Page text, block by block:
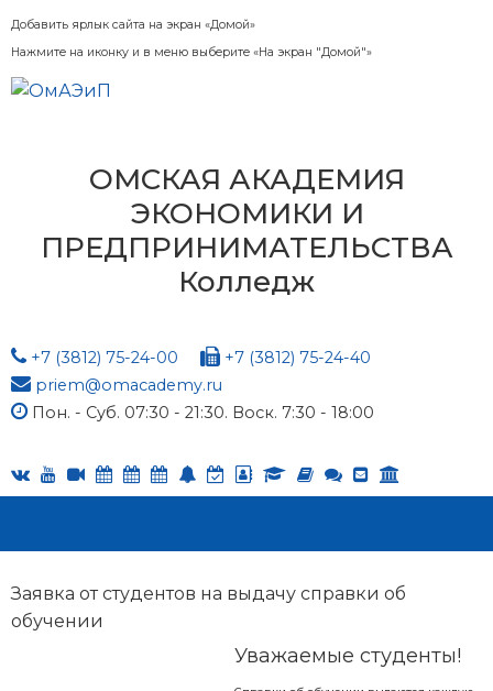
Добавить ярлык сайта на экран «Домой»
Нажмите на иконку и в меню выберите «На экран "Домой"»
ОМСКАЯ АКАДЕМИЯ
ЭКОНОМИКИ И
ПРЕДПРИНИМАТЕЛЬСТВА
Колледж
+7 (3812) 75-24-00
+7 (3812) 75-24-40
priem@omacademy.ru
Пон. - Суб. 07:30 - 21:30. Воск. 7:30 - 18:00
Заявка от студентов на выдачу справки об
обучении
Уважаемые студенты!